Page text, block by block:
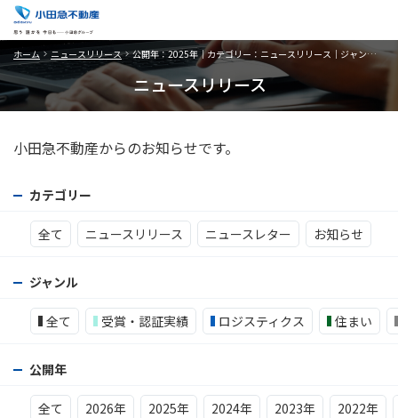
ホーム ニュースリリース 公開年：2025年｜カテゴリー：ニュースリリース｜ジャンル：生活サービス
ニュースリリース
小田急不動産からのお知らせです。
カテゴリー
全て ニュースリリース ニュースレター お知らせ
ジャンル
全て 受賞・認証実績 ロジスティクス 住まい
公開年
全て 2026年 2025年 2024年 2023年 2022年